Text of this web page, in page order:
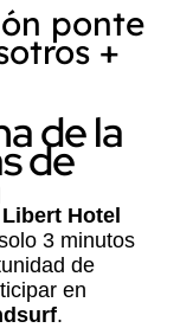
ponte
+
de la
de
Libert Hotel
3 minutos
de
en
.